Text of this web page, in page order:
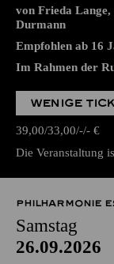
von Frieda Lange,
Durmann
Empfohlen ab 16
Im Rahmen der
WENIGE
39,00 33,00 - - €
Die Veranstaltung
PHILHARMONIE
Samstag
26.09.2026